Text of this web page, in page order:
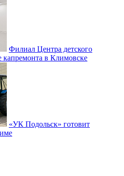
Филиал Центра детского
капремонта в Климовске
«УК Подольск» готовит